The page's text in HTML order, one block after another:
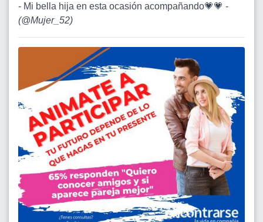
- Mi bella hija en esta ocasión acompañando💗💗 -
(@Mujer_52)